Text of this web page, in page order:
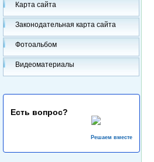
Карта сайта
Законодательная карта сайта
Фотоальбом
Видеоматериалы
Есть вопрос?
Решаем вместе